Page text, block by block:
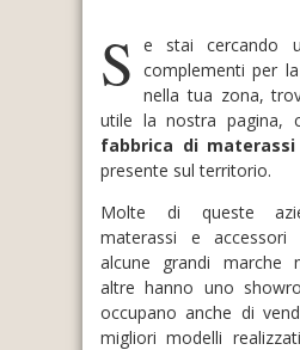
S e stai cercando
complementi per
nella tua zona,
utile la nostra pagina,
fabbrica di materassi
presente sul territorio.
Molte di queste
materassi e
alcune grandi marche
altre hanno uno
occupano anche di
migliori modelli